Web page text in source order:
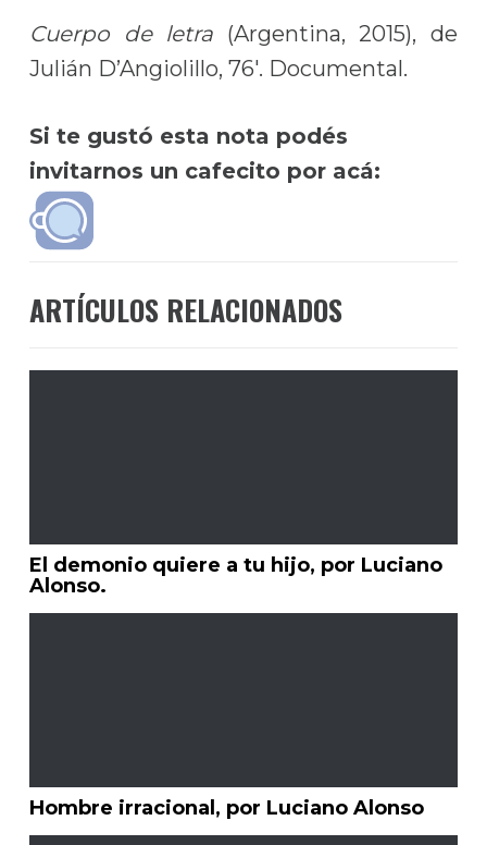
Cuerpo de letra (Argentina, 2015), de
Julián D’Angiolillo, 76′. Documental.
Si te gustó esta nota podés
invitarnos un cafecito por acá:
ARTÍCULOS RELACIONADOS
El demonio quiere a tu hijo, por Luciano
Alonso.
Hombre irracional, por Luciano Alonso